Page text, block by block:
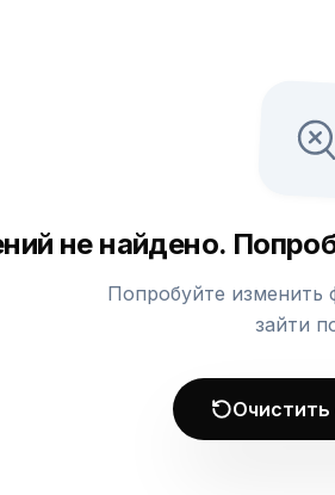
не найдено.
Попробуйте изменить
зайти